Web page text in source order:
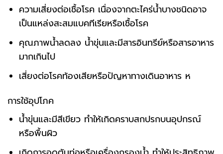
ความเสี่ยงต่อเชื้อโรค เนื่องจากตะไคร่น้ำบางชนิดอาจ
เป็นแหล่งสะสมแบคทีเรียหรือเชื้อโรค
คุณภาพน้ำลดลง น้ำขุ่นและมีสารอินทรีย์หรือสารอาหาร
มากเกินไป
เสี่ยงต่อโรคท้องเสียหรือปัญหาทางเดินอาหาร ห
การใช้อุปโภค
น้ำขุ่นและมีสีเขียว ทำให้เกิดคราบสกปรกบนอุปกรณ์
หรือพื้นผิว